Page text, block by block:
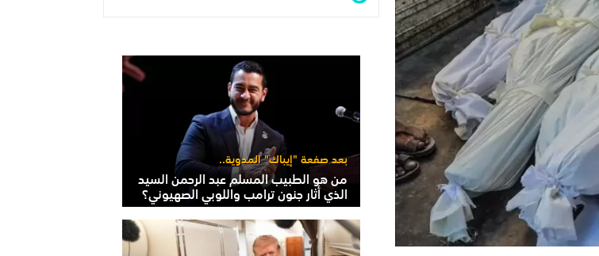
بعد صفعة "إيباك" المدوية..
من هو الطبيب المسلم عبد الرحمن السيد
الذي أثار جنون ترامب واللوبي الصهيوني؟